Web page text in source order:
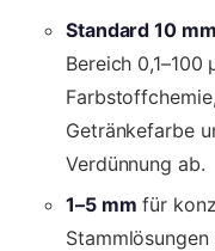
Standard 10 mm
Bereich
Getränkefarbe
Verdünnung ab.
1–5 mm für